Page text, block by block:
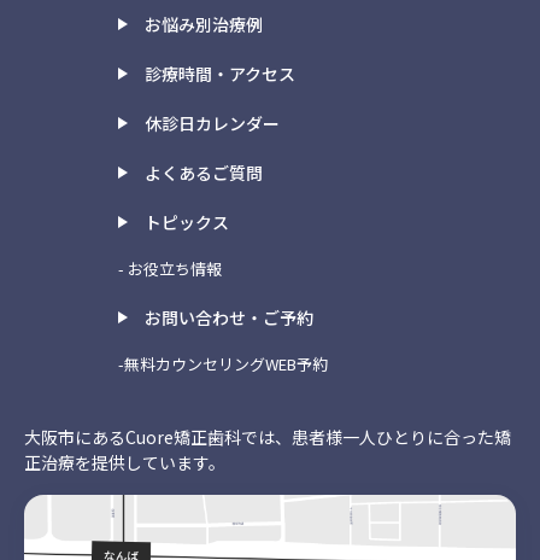
お悩み別治療例
診療時間・アクセス
休診日カレンダー
よくあるご質問
トピックス
- お役立ち情報
お問い合わせ・ご予約
-無料カウンセリングWEB予約
大阪市にあるCuore矯正歯科では、患者様一人ひとりに合った矯
正治療を提供しています。